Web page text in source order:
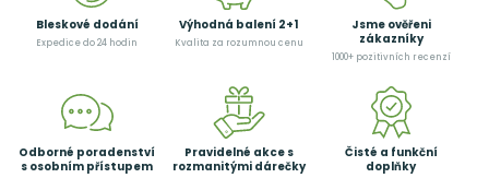
Bleskové dodání
Expedice do 24 hodin
Výhodná balení 2+1
Kvalita za rozumnou cenu
Jsme ověřeni
zákazníky
1000+ pozitivních recenzí
Odborné poradenství
s osobním přístupem
Pravidelné akce s
rozmanitými dárečky
Čisté a funkční
doplňky